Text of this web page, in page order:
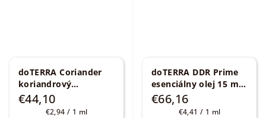
doTERRA Coriander
koriandrový
esenciálny olej 15 ml
Coriandrum sativum
€44,10
Jednotková
€2,94 / 1 ml
doTERRA DDR Prime
esenciálny olej 15 ml
Regeneračná zmes
€66,16
Jednotková
€4,41 / 1 ml